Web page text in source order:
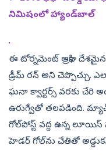
నిమిషంలో హ్యాండ్‌బాల్
ఈ టోర్నమెంట్‌ ఆఫ్రికా
డ్రీమ్‌ రన్‌ అని చెప్పొచ్చు.
ఘనా క్వార్టర్స్‌ వరకు చేరి
ఉరుగ్వేతో తలపడింది.
గోల్‌పోస్ట్ వద్ద ఉన్న
హెడర్‌ గోల్‌ను చేతితో